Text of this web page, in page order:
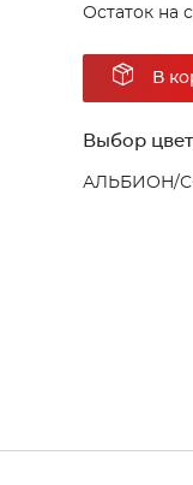
Остаток на
В
Выбор
АЛЬБИОН/